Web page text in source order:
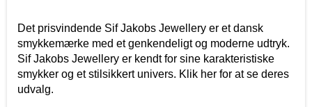
Det prisvindende Sif Jakobs Jewellery er et dansk
smykkemærke med et genkendeligt og moderne udtryk.
Sif Jakobs Jewellery er kendt for sine karakteristiske
smykker og et stilsikkert univers. Klik her for at se deres
udvalg.